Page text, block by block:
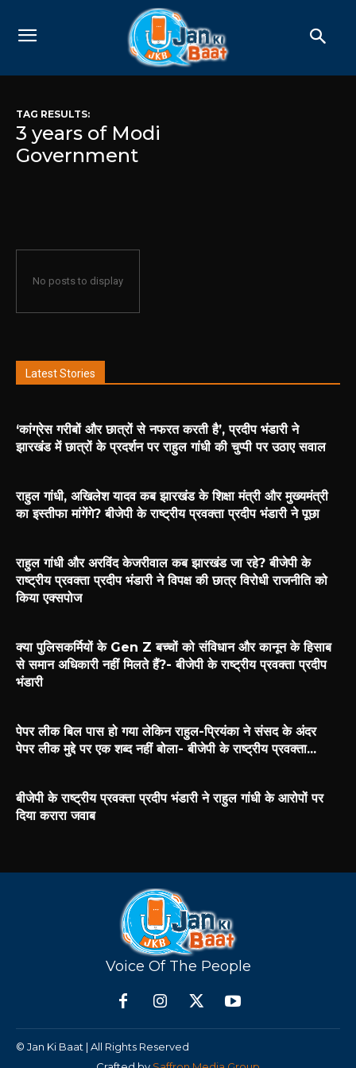
TAG RESULTS:
3 years of Modi
Government
No posts to display
Latest Stories
‘कांग्रेस गरीबों और छात्रों से नफरत करती है’, प्रदीप भंडारी ने
झारखंड में छात्रों के प्रदर्शन पर राहुल गांधी की चुप्पी पर उठाए सवाल
राहुल गांधी, अखिलेश यादव कब झारखंड के शिक्षा मंत्री और मुख्यमंत्री
का इस्तीफा मांगेंगे? बीजेपी के राष्ट्रीय प्रवक्ता प्रदीप भंडारी ने पूछा
राहुल गांधी और अरविंद केजरीवाल कब झारखंड जा रहे? बीजेपी के
राष्ट्रीय प्रवक्ता प्रदीप भंडारी ने विपक्ष की छात्र विरोधी राजनीति को
किया एक्सपोज
क्या पुलिसकर्मियों के Gen Z बच्चों को संविधान और कानून के हिसाब
से समान अधिकारी नहीं मिलते हैं?- बीजेपी के राष्ट्रीय प्रवक्ता प्रदीप
भंडारी
पेपर लीक बिल पास हो गया लेकिन राहुल-प्रियंका ने संसद के अंदर
पेपर लीक मुद्दे पर एक शब्द नहीं बोला- बीजेपी के राष्ट्रीय प्रवक्ता...
बीजेपी के राष्ट्रीय प्रवक्ता प्रदीप भंडारी ने राहुल गांधी के आरोपों पर
दिया करारा जवाब
Voice Of The People
© Jan Ki Baat | All Rights Reserved